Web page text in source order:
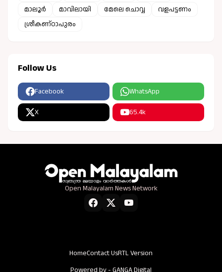
മാലൂർ
മാവിലായി മേലെ ചൊവ്വ
വളപട്ടണം
ശ്രീകണ്ഠാപുരം
Follow Us
Facebook WhatsApp
X 65.4k
Open Malayalam News Network
HomeContact UsRTL Version